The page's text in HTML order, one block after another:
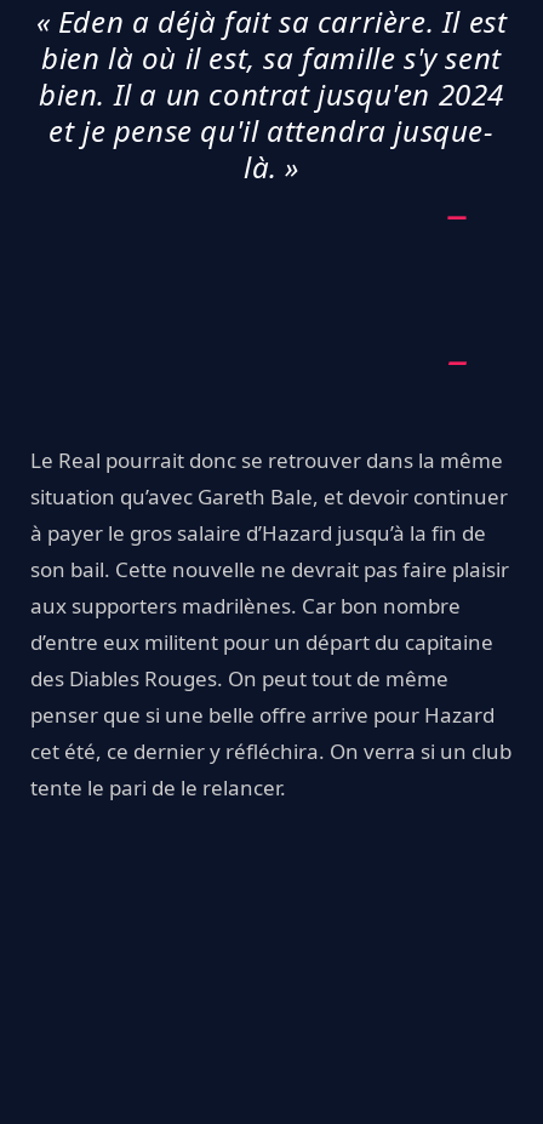
« Eden a déjà fait sa carrière. Il est
bien là où il est, sa famille s'y sent
bien. Il a un contrat jusqu'en 2024
et je pense qu'il attendra jusque-
là. »
Le Real pourrait donc se retrouver dans la même
situation qu’avec Gareth Bale, et devoir continuer
à payer le gros salaire d’Hazard jusqu’à la fin de
son bail. Cette nouvelle ne devrait pas faire plaisir
aux supporters madrilènes. Car bon nombre
d’entre eux militent pour un départ du capitaine
des Diables Rouges. On peut tout de même
penser que si une belle offre arrive pour Hazard
cet été, ce dernier y réfléchira. On verra si un club
tente le pari de le relancer.